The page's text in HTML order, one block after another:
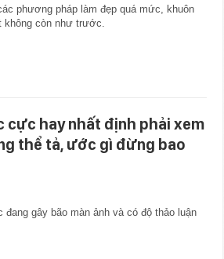
phương pháp làm đẹp quá mức, khuôn
còn như trước.
cực hay nhất định phải xem
thể tả, ước gì đừng bao
đang gây bão màn ảnh và có độ thảo luận